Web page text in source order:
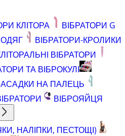
КЛІТОРА
ВІБРАТОРИ G
ОДЯГ
ВІБРАТОРИ-КРОЛИКИ
ВІБРАТОРИ
ТА ВІБРОКУЛІ
НА ПАЛЕЦЬ
ВІБРОЯЙЦЯ
НАЛІПКИ, ПЕСТОЩІ)